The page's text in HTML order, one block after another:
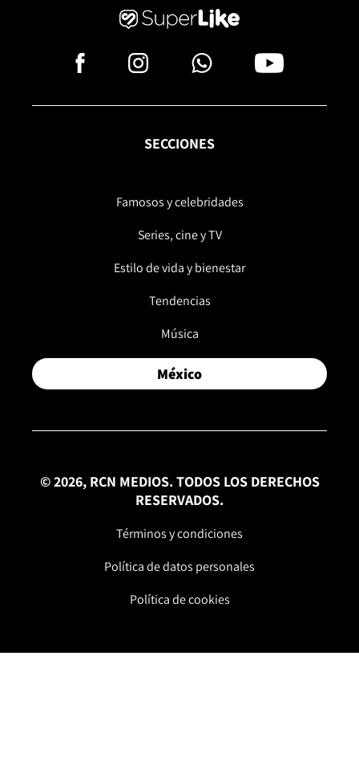
la Costa Caribe Colombiana.
SECCIONES
Famosos y celebridades
Series, cine y TV
Estilo de vida y bienestar
Tendencias
Música
México
© 2026, RCN MEDIOS. TODOS LOS DERECHOS
RESERVADOS.
Términos y condiciones
Política de datos personales
Política de cookies